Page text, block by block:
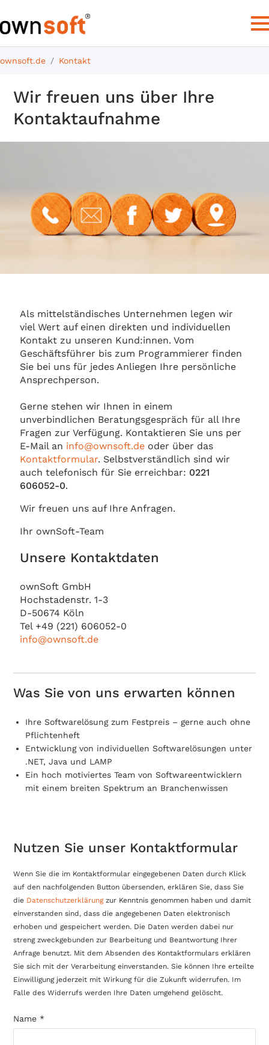
ownsoft.de Kontakt
Wir freuen uns über Ihre
Kontaktaufnahme
Als mittelständisches Unternehmen legen wir
viel Wert auf einen direkten und individuellen
Kontakt zu unseren Kund:innen. Vom
Geschäftsführer bis zum Programmierer finden
Sie bei uns für jedes Anliegen Ihre persönliche
Ansprechperson.
Gerne stehen wir Ihnen in einem
unverbindlichen Beratungsgespräch für all Ihre
Fragen zur Verfügung. Kontaktieren Sie uns per
E-Mail an info@ownsoft.de oder über das
Kontaktformular. Selbstverständlich sind wir
auch telefonisch für Sie erreichbar: 0221
606052-0.
Wir freuen uns auf Ihre Anfragen.
Ihr ownSoft-Team
Unsere Kontaktdaten
ownSoft GmbH
Hochstadenstr. 1-3
D-50674 Köln
Tel +49 (221) 606052-0
info@ownsoft.de
Was Sie von uns erwarten können
Ihre Softwarelösung zum Festpreis – gerne auch ohne
Pflichtenheft
Entwicklung von individuellen Softwarelösungen unter
.NET, Java und LAMP
Ein hoch motiviertes Team von Softwareentwicklern
mit einem breiten Spektrum an Branchenwissen
Nutzen Sie unser Kontaktformular
Wenn Sie die im Kontaktformular eingegebenen Daten durch Klick
auf den nachfolgenden Button übersenden, erklären Sie, dass Sie
die Datenschutzerklärungzur Kenntnis genommen haben und damit
einverstanden sind, dass die angegebenen Daten elektronisch
erhoben und gespeichert werden. Die Daten werden dabei nur
streng zweckgebunden zur Bearbeitung und Beantwortung Ihrer
Anfrage benutzt. Mit dem Absenden des Kontaktformulars erklären
Sie sich mit der Verarbeitung einverstanden. Sie können Ihre erteilte
Einwilligung jederzeit mit Wirkung für die Zukunft widerrufen. Im
Falle des Widerrufs werden Ihre Daten umgehend gelöscht.
Name *